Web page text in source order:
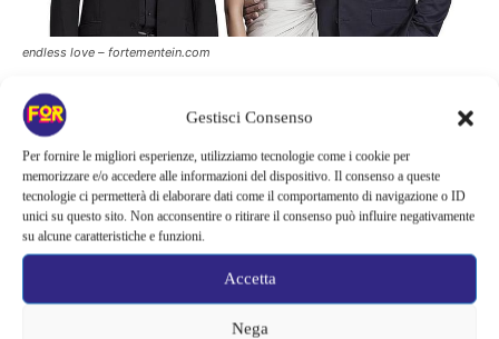
Gestisci Consenso
Per fornire le migliori esperienze, utilizziamo tecnologie come i cookie per
memorizzare e/o accedere alle informazioni del dispositivo. Il consenso a queste
tecnologie ci permetterà di elaborare dati come il comportamento di navigazione o ID
unici su questo sito. Non acconsentire o ritirare il consenso può influire negativamente
su alcune caratteristiche e funzioni.
Accetta
Nega
endless love – fortementein.com
Puntate del 6 e del 7
La serata del 6 settembre riserva un susseguirsi di eventi
sconvolgenti.Nihan, disperata, tenta di denunciare Emir per il
rapimento di Deniz, ma l’accusa si ritorce contro di lei e viene
arrestata per diffamazione. Decisa a non sottomettersi, Nihan
dà fuoco alla casa che Emir intendeva